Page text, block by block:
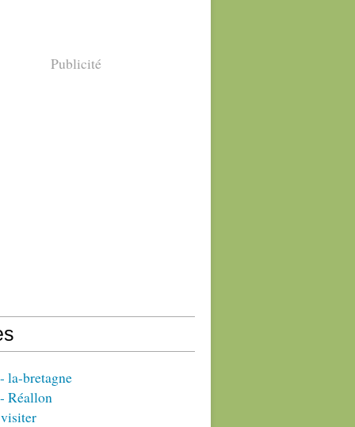
Publicité
la-bretagne
Réallon